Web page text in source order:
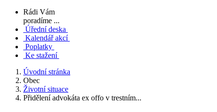
Rádi Vám
poradíme ...
Úřední deska
Kalendář akcí
Poplatky
Ke stažení
Úvodní stránka
Obec
Životní situace
Přidělení advokáta ex offo v trestním...